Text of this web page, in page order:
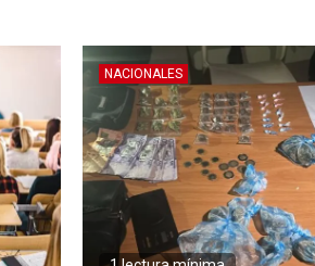
NACIONALES